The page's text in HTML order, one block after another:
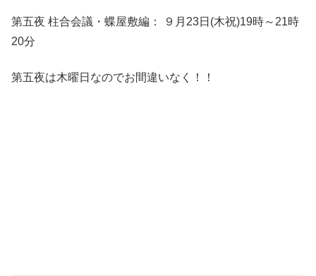
第五夜 柱合会議・蝶屋敷編： ９月23日(木祝)19時～21時
20分
第五夜は木曜日なのでお間違いなく！！